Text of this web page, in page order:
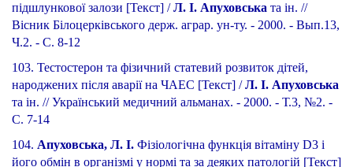
підшлункової залози [Текст] /Л. І. Апуховська та ін. //
Вісник Білоцерківського держ. аграр. ун-ту. - 2000. - Вып.13,
Ч.2. - С. 8-12
103. Тестостерон та фізичний статевий розвиток дітей,
народжених після аварії на ЧАЕС [Текст] /Л. І. Апуховська
та ін. // Український медичний альманах. - 2000. - Т.3, №2. -
С. 7-14
104. Апуховська, Л. І. Фізіологічна функція вітаміну D3 і
його обмін в організмі у нормі та за деяких патологій [Текст]